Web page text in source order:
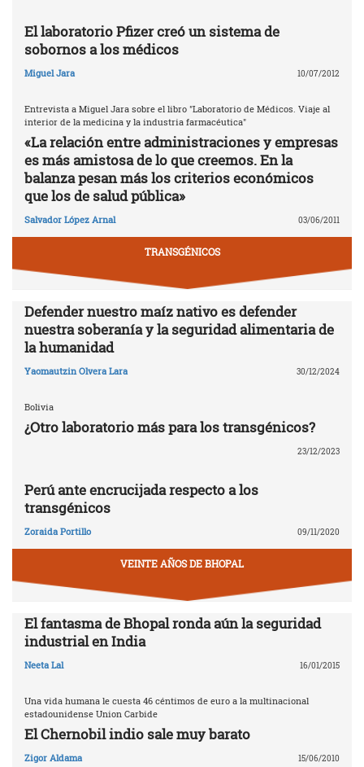
El laboratorio Pfizer creó un sistema de
sobornos a los médicos
Miguel Jara 10/07/2012
Entrevista a Miguel Jara sobre el libro "Laboratorio de Médicos. Viaje al
interior de la medicina y la industria farmacéutica"
«La relación entre administraciones y empresas
es más amistosa de lo que creemos. En la
balanza pesan más los criterios económicos
que los de salud pública»
Salvador López Arnal 03/06/2011
TRANSGÉNICOS
Defender nuestro maíz nativo es defender
nuestra soberanía y la seguridad alimentaria de
la humanidad
Yaomautzin Olvera Lara 30/12/2024
Bolivia
¿Otro laboratorio más para los transgénicos?
23/12/2023
Perú ante encrucijada respecto a los
transgénicos
Zoraida Portillo 09/11/2020
VEINTE AÑOS DE BHOPAL
El fantasma de Bhopal ronda aún la seguridad
industrial en India
Neeta Lal 16/01/2015
Una vida humana le cuesta 46 céntimos de euro a la multinacional
estadounidense Union Carbide
El Chernobil indio sale muy barato
Zigor Aldama 15/06/2010